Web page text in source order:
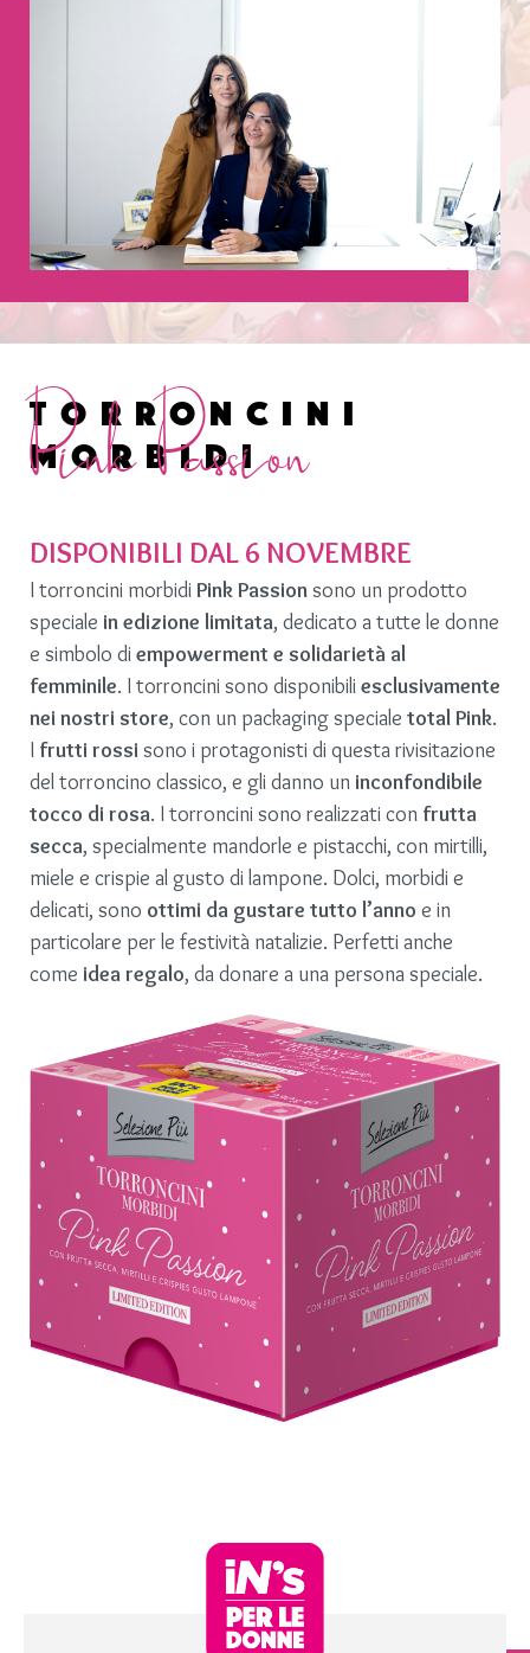
Torroncini
morbidi
Pink Passion
DISPONIBILI DAL 6 NOVEMBRE
I torroncini morbidiPink Passionsono un prodotto
speciale in edizione limitata, dedicato a tutte le donne
e simbolo diempowerment e solidarietà al
femminile. I torroncini sono disponibiliesclusivamente
nei nostri store, con un packaging speciale total Pink.
I frutti rossisono i protagonisti di questa rivisitazione
del torroncino classico, e gli danno un inconfondibile
tocco di rosa. I torroncini sono realizzati con frutta
secca, specialmente mandorle e pistacchi, con mirtilli,
miele e crispie al gusto di lampone. Dolci, morbidi e
delicati, sono ottimi da gustare tutto l’anno e in
particolare per le festività natalizie. Perfetti anche
come idea regalo, da donare a una persona speciale.